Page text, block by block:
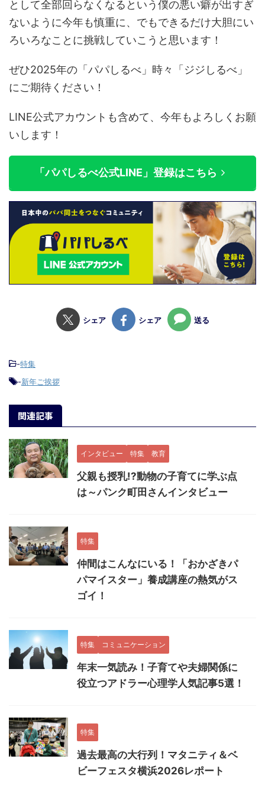
として全部回らなくなるという僕の悪い癖が出すぎ
ないように今年も慎重に、でもできるだけ大胆にい
ろいろなことに挑戦していこうと思います！
ぜひ2025年の「パパしるべ」時々「ジジしるべ」
にご期待ください！
LINE公式アカウントも含めて、今年もよろしくお願
いします！
「パパしるべ公式LINE」登録はこちら
シェア シェア 送る
-特集
-新年ご挨拶
関連記事
インタビュー 特集 教育
父親も授乳!?動物の子育てに学ぶ点
は～パンク町田さんインタビュー
特集
仲間はこんなにいる！「おかざきパ
パマイスター」養成講座の熱気がス
ゴイ！
特集 コミュニケーション
年末一気読み！子育てや夫婦関係に
役立つアドラー心理学人気記事5選！
特集
過去最高の大行列！マタニティ＆ベ
ビーフェスタ横浜2026レポート